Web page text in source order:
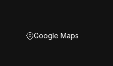
Google Maps